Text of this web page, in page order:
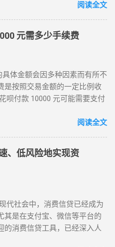
良好的商家进行交易。 方法
友需要消费，您可以使用自己
将款项以转账或现金的方式
呗，然后使用借呗的提现功
急用资金的需求。注意借呗的
客服寻求帮助 如果以上方法都
咨询是否有其他提现方式可供
建议和指导，帮助您找到合适
用花呗进行消费或提现后，及
还款提醒和选项，使您能够按
户信息，避免被盗用或泄露。
页面中选择“自动还款”，设置
账户中扣款。 手动还款：在
金额，点击“确认还款”即可。
工具，可以为人们提供一定
用，并按时还款。希望本文能
注册开通 ： 拥有一个支付宝
进行操作，可能需要同意相关
蚂蚁花呗支付的线上或线下
为支付方式。 可以根据自己
分期还款或最低还款等。 例
家支持蚂蚁花呗支付，他选择
的订单，然后在免息期内全额
金融通，方便消费者进行消
。 总之，蚂蚁花呗在消费金融
提供了更多的支付选择和消
也应理性消费，按时还款，
供参考，具体的开通和使用方
变化。在实际操作中，请以
阅读全文
元需多少手续费
体金额会因多种因素而有所不
是按照交易金额的一定比例收
呗付款 10000 元可能需要支付
具体情况、交易类型以及支付
向支付宝支付订单金额的 1%
手续费 100 元
是，花呗的额度是根据用户
的，具体额度会因人而异。
考，具体的手续费金额以支付
用花呗付款时，建议仔细阅读
确保对手续费有清晰的了解。
阅读全文
、低风险地实现资
代社会中，消费信贷已经成为
其是在支付宝、微信等平台的
的消费信贷工具，已经深入人